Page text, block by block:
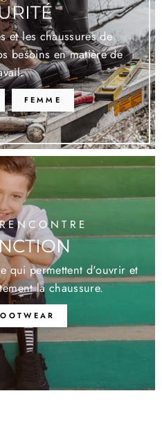
et les chaussures de
besoins en matière de
FEMME
qui permettent d'ouvrir et
la chaussure.